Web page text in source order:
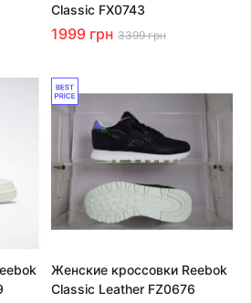
Classic FX0743
1999 грн 3399 грн
Женские кроссовки Reebok
Classic Leather FZ0676